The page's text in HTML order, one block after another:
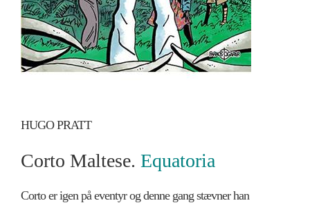
HUGO PRATT
Corto Maltese. Equatoria
Corto er igen på eventyr og denne gang stævner han